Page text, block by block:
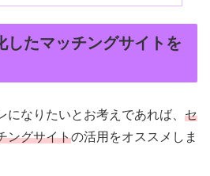
したマッチングサイトを
になりたいとお考えであれば、 セ
ングサイトの活用をオススメしま